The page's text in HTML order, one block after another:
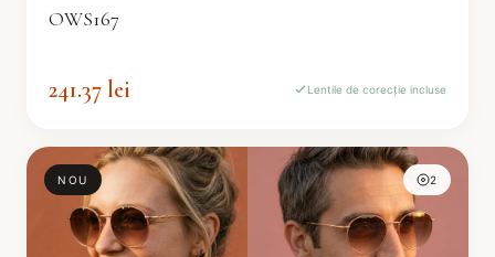
OWS167
241.37 lei Lentile de corecție incluse
NOU 2